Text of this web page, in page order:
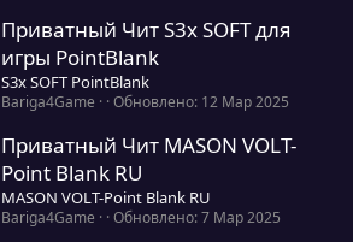
з
0
0
з
в
ё
д
Приватный Чит S3x SOFT для
игры PointBlank
S3x SOFT PointBlank
Bariga4Game
0
0
0
з
в
ё
Обновлено: 12 Мар 2025
Приватный Чит MASON VOLT-
Point Blank RU
MASON VOLT-Point Blank RU
Bariga4Game
0Обновлено:7 Мар 2025